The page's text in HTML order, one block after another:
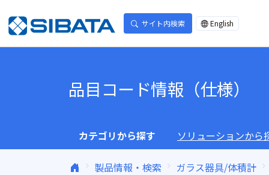
サイト内検索 English
品目コード情報（仕様）
カテゴリから探す ソリューションから
製品情報・検索 ガラス器具/体積計